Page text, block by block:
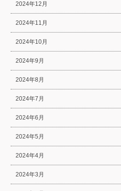
2024年12月
2024年11月
2024年10月
2024年9月
2024年8月
2024年7月
2024年6月
2024年5月
2024年4月
2024年3月